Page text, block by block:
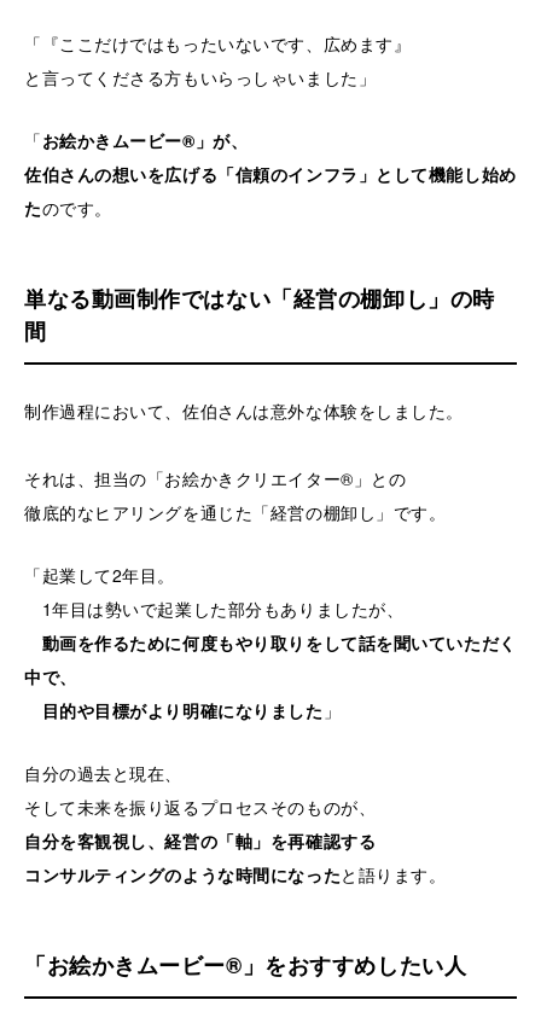
「『ここだけではもったいないです、広めます』
と言ってくださる方もいらっしゃいました」
「お絵かきムービー®」が、
佐伯さんの想いを広げる「信頼のインフラ」として機能し始め
たのです。
単なる動画制作ではない「経営の棚卸し」の時
間
制作過程において、佐伯さんは意外な体験をしました。
それは、担当の「お絵かきクリエイター®」との
徹底的なヒアリングを通じた「経営の棚卸し」です。
「起業して2年目。
1年目は勢いで起業した部分もありましたが、
動画を作るために何度もやり取りをして話を聞いていただく
中で、
目的や目標がより明確になりました 」
自分の過去と現在、
そして未来を振り返るプロセスそのものが、
自分を客観視し、経営の「軸」を再確認する
コンサルティングのような時間になったと語ります。
「お絵かきムービー®」をおすすめしたい人